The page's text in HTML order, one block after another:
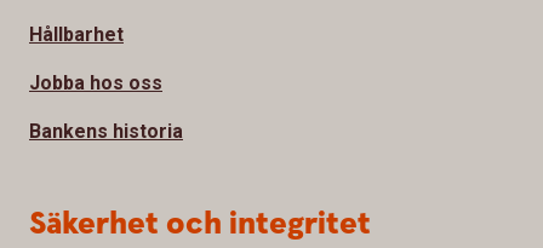
Hållbarhet
Jobba hos oss
Bankens historia
Säkerhet och integritet